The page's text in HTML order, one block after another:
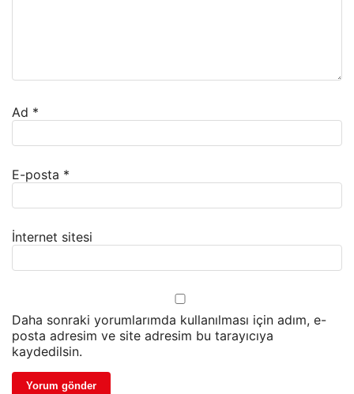
Ad *
E-posta *
İnternet sitesi
Daha sonraki yorumlarımda kullanılması için adım, e-
posta adresim ve site adresim bu tarayıcıya
kaydedilsin.